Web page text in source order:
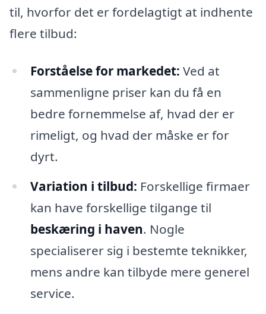
til, hvorfor det er fordelagtigt at indhente
flere tilbud:
Forståelse for markedet: Ved at
sammenligne priser kan du få en
bedre fornemmelse af, hvad der er
rimeligt, og hvad der måske er for
dyrt.
Variation i tilbud: Forskellige firmaer
kan have forskellige tilgange til
beskæring i haven. Nogle
specialiserer sig i bestemte teknikker,
mens andre kan tilbyde mere generel
service.